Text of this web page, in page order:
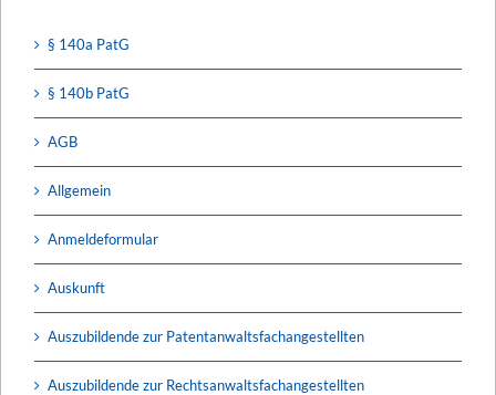
§ 140a PatG
§ 140b PatG
AGB
Allgemein
Anmeldeformular
Auskunft
Auszubildende zur Patentanwaltsfachangestellten
Auszubildende zur Rechtsanwaltsfachangestellten